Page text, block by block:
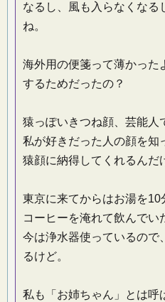
なるし、風も入らなくなる
ね。
海外用の便箋って薄かった
するためだったの？
猿っぽいきつね顔、芸能人
私が好きだった人の顔を知
猿顔に納得してくれるんだ
東京に来てからはお湯を
コーヒーを淹れて飲んでい
今は浄水器使っているので
るけど。
私も「お姉ちゃん」とは呼